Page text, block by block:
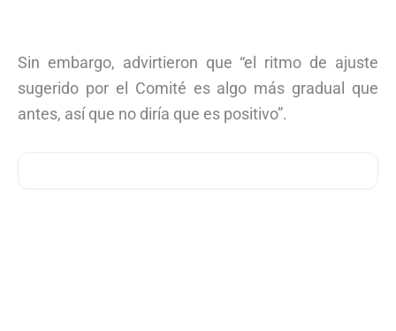
Sin embargo, advirtieron que “el ritmo de ajuste
sugerido por el Comité es algo más gradual que
antes, así que no diría que es positivo”.